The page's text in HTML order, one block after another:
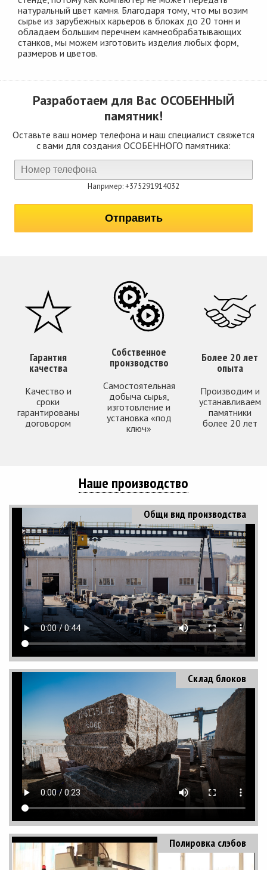
натуральный цвет камня. Благодаря тому, что мы возим
сырье из зарубежных карьеров в блоках до 20 тонн и
обладаем большим перечнем камнеобрабатывающих
станков, мы можем изготовить изделия любых форм,
размеров и цветов.
Разработаем для Вас ОСОБЕННЫЙ
памятник!
Оставьте ваш номер телефона и наш специалист свяжется
с вами для создания ОСОБЕННОГО памятника:
Например: +375291914032
Гарантия
качества
Качество и
сроки
гарантированы
договором
Собственное
производство
Самостоятельная
добыча сырья,
изготовление и
установка «под
ключ»
Более 20 лет
опыта
Производим и
устанавливаем
памятники
более 20 лет
Наше производство
Общи вид производства
Склад блоков
Полировка слэбов